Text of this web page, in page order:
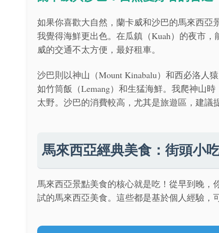
如果你喜歡大自然，蘭卡威和沙巴的馬來西
我覺得海鮮更出色。在瓜鎮（Kuah）的夜市
威的交通不太方便，最好租車。
沙巴則以神山（Mount Kinabalu）和西必洛人
如竹筒飯（Lemang）和生猛海鮮。我爬神山
太野。沙巴的消費較高，尤其是旅遊區，建議
馬來西亞經典美食：街頭小
馬來西亞景點美食的核心就是吃！從早到晚
試的馬來西亞美食。這些都是基於個人經驗，